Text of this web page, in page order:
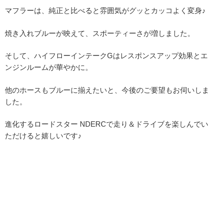
マフラーは、純正と比べると雰囲気がグッとカッコよく変身♪
焼き入れブルーが映えて、スポーティーさが増しました。
そして、ハイフローインテークGはレスポンスアップ効果とエ
ンジンルームが華やかに。
他のホースもブルーに揃えたいと、今後のご要望もお伺いしま
した。
進化するロードスター NDERCで走り＆ドライブを楽しんでい
ただけると嬉しいです♪